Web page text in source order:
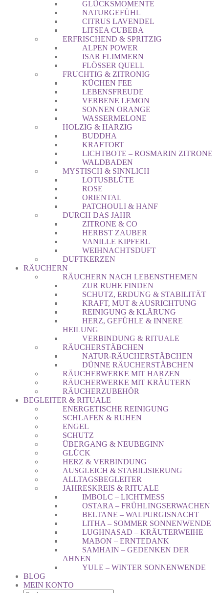
GLÜCKSMOMENTE
NATURGEFÜHL
CITRUS LAVENDEL
LITSEA CUBEBA
ERFRISCHEND & SPRITZIG
ALPEN POWER
ISAR FLIMMERN
FLÖSSER QUELL
FRUCHTIG & ZITRONIG
KÜCHEN FEE
LEBENSFREUDE
VERBENE LEMON
SONNEN ORANGE
WASSERMELONE
HOLZIG & HARZIG
BUDDHA
KRAFTORT
LICHTBOTE – ROSMARIN ZITRONE
WALDBADEN
MYSTISCH & SINNLICH
LOTUSBLÜTE
ROSE
ORIENTAL
PATCHOULI & HANF
DURCH DAS JAHR
ZITRONE & CO
HERBST ZAUBER
VANILLE KIPFERL
WEIHNACHTSDUFT
DUFTKERZEN
RÄUCHERN
RÄUCHERN NACH LEBENSTHEMEN
ZUR RUHE FINDEN
SCHUTZ, ERDUNG & STABILITÄT
KRAFT, MUT & AUSRICHTUNG
REINIGUNG & KLÄRUNG
HERZ, GEFÜHLE & INNERE
HEILUNG
VERBINDUNG & RITUALE
RÄUCHERSTÄBCHEN
NATUR-RÄUCHERSTÄBCHEN
DÜNNE RÄUCHERSTÄBCHEN
RÄUCHERWERKE MIT HARZEN
RÄUCHERWERKE MIT KRÄUTERN
RÄUCHERZUBEHÖR
BEGLEITER & RITUALE
ENERGETISCHE REINIGUNG
SCHLAFEN & RUHEN
ENGEL
SCHUTZ
ÜBERGANG & NEUBEGINN
GLÜCK
HERZ & VERBINDUNG
AUSGLEICH & STABILISIERUNG
ALLTAGSBEGLEITER
JAHRESKREIS & RITUALE
IMBOLC – LICHTMESS
OSTARA – FRÜHLINGSERWACHEN
BELTANE – WALPURGISNACHT
LITHA – SOMMER SONNENWENDE
LUGHNASAD – KRÄUTERWEIHE
MABON – ERNTEDANK
SAMHAIN – GEDENKEN DER
AHNEN
YULE – WINTER SONNENWENDE
BLOG
MEIN KONTO